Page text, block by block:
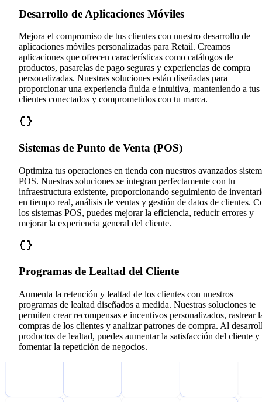
Desarrollo de Aplicaciones Móviles
Mejora el compromiso de tus clientes con nuestro desarrollo de
aplicaciones móviles personalizadas para Retail. Creamos
aplicaciones que ofrecen características como catálogos de
productos, pasarelas de pago seguras y experiencias de compra
personalizadas. Nuestras soluciones están diseñadas para
proporcionar una experiencia fluida e intuitiva, manteniendo a tus
clientes conectados y comprometidos con tu marca.
Sistemas de Punto de Venta (POS)
Optimiza tus operaciones en tienda con nuestros avanzados
POS. Nuestras soluciones se integran perfectamente con tu
infraestructura existente, proporcionando seguimiento de
en tiempo real, análisis de ventas y gestión de datos de clientes.
los sistemas POS, puedes mejorar la eficiencia, reducir errores y
mejorar la experiencia general del cliente.
Programas de Lealtad del Cliente
Aumenta la retención y lealtad de los clientes con nuestros
programas de lealtad diseñados a medida. Nuestras soluciones te
permiten crear recompensas e incentivos personalizados, rastrear
compras de los clientes y analizar patrones de compra. Al
productos de lealtad, puedes aumentar la satisfacción del cliente y
fomentar la repetición de negocios.